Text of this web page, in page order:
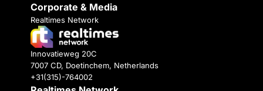
Corporate & Media
Realtimes Network
Innovatieweg 20C
7007 CD, Doetinchem, Netherlands
+31(315)-764002